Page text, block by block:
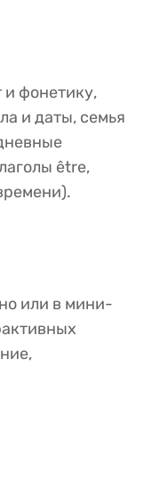
фонетику,
и даты, семья
être,
или в мини-